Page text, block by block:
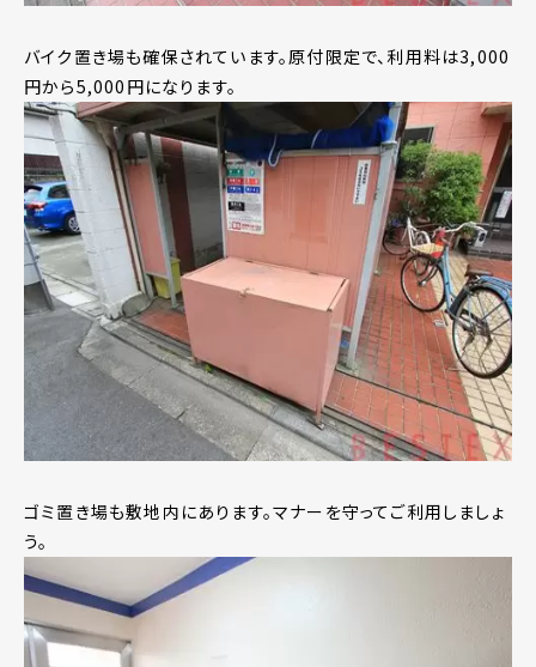
バイク置き場も確保されています。原付限定で、利用料は3,000
円から5,000円になります。
ゴミ置き場も敷地内にあります。マナーを守ってご利用しましょ
う。